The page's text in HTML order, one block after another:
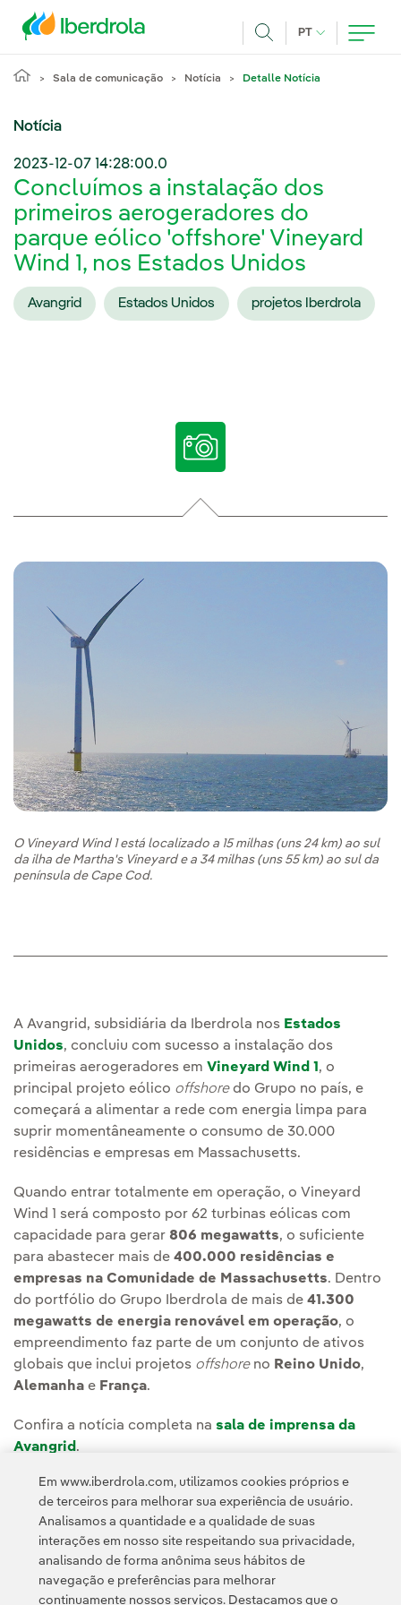
PT IDIOMA ATUAL,
Sala de comunicação Notícia Detalle Notícia
Notícia
2023-12-07 14:28:00.0
Concluímos a instalação dos
primeiros aerogeradores do
parque eólico 'offshore' Vineyard
Wind 1, nos Estados Unidos
Avangrid Estados Unidos projetos Iberdrola
O Vineyard Wind 1 está localizado a 15 milhas (uns 24 km) ao sul
da ilha de Martha's Vineyard e a 34 milhas (uns 55 km) ao sul da
península de Cape Cod.
A Avangrid, subsidiária da Iberdrola nos Estados
Unidos, concluiu com sucesso a instalação dos
primeiras aerogeradores em Vineyard Wind 1 , o
principal projeto eólico offshoredo Grupo no país, e
começará a alimentar a rede com energia limpa para
suprir momentâneamente o consumo de 30.000
residências e empresas em Massachusetts.
Quando entrar totalmente em operação, o Vineyard
Wind 1 será composto por 62 turbinas eólicas com
capacidade para gerar 806 megawatts, o suficiente
para abastecer mais de 400.000 residências e
empresas na Comunidade de Massachusetts. Dentro
do portfólio do Grupo Iberdrola de mais de 41.300
megawatts de energia renovável em operação, o
empreendimento faz parte de um conjunto de ativos
globais que inclui projetos offshore no Reino Unido,
Alemanha e França.
Confira a notícia completa na sala de imprensa da
Avangrid .
* A Iberdrola, S.A. tem 81,5% de participação acionária
na Avangrid, Inc.
Em www.iberdrola.com, utilizamos cookies próprios e
de terceiros para melhorar sua experiência de usuário.
Analisamos a quantidade e a qualidade de suas
interações em nosso site respeitando sua privacidade,
analisando de forma anônima seus hábitos de
navegação e preferências para melhorar
continuamente nossos serviços. Destacamos que o